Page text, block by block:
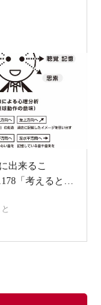
出来るこ
「考えると…